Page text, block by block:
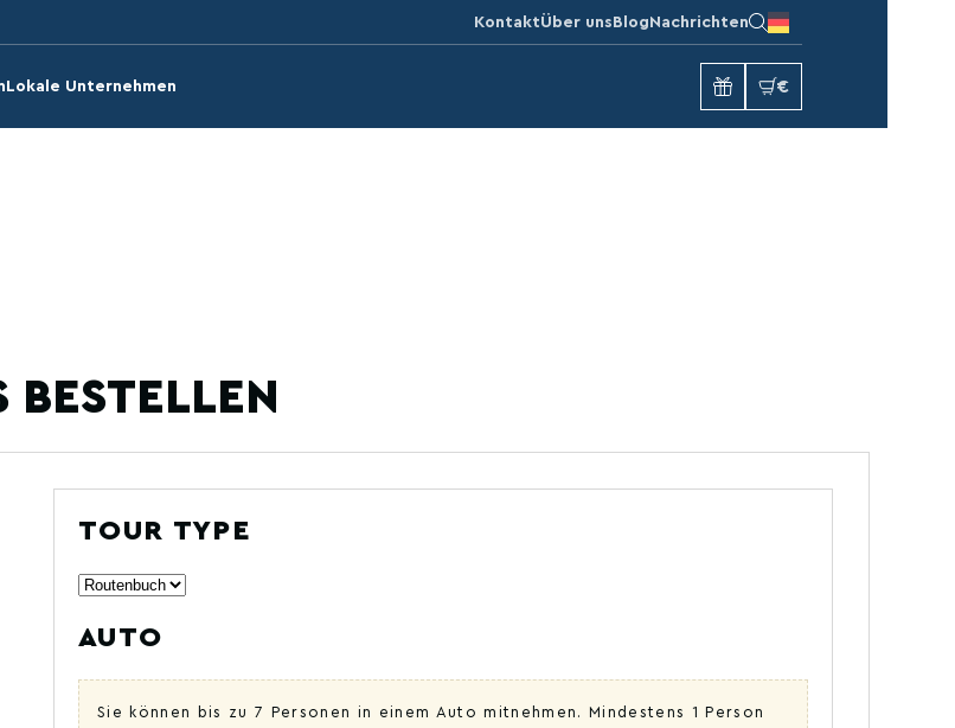
KontaktÜber uns Blog Nachrichten
Lokale Unternehmen €
BESTELLEN
TOUR TYPE
AUTO
Sie können bis zu 7 Personen in einem Auto mitnehmen. Mindestens 1 Person